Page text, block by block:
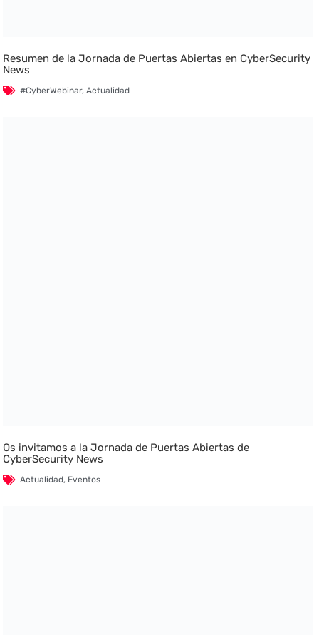
Resumen de la Jornada de Puertas Abiertas en CyberSecurity
News
#CyberWebinar,Actualidad
Os invitamos a la Jornada de Puertas Abiertas de
CyberSecurity News
Actualidad, Eventos